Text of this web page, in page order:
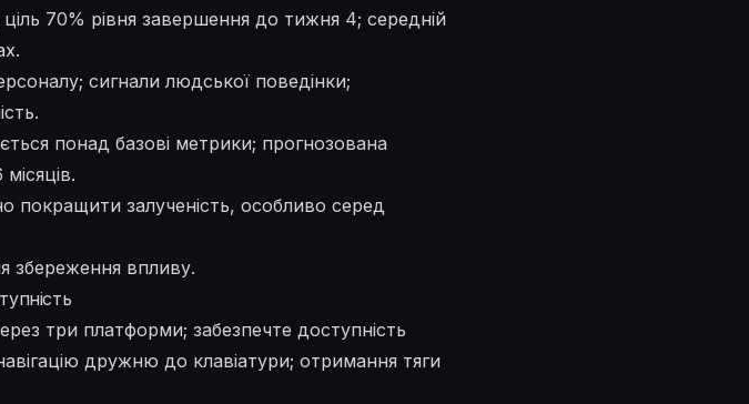
70% рівня завершення до тижня 4; середній
сигнали людської поведінки;
понад базові метрики; прогнозована
покращити залученість, особливо серед
збереження впливу.
три платформи; забезпечте доступність
дружню до клавіатури; отримання тяги